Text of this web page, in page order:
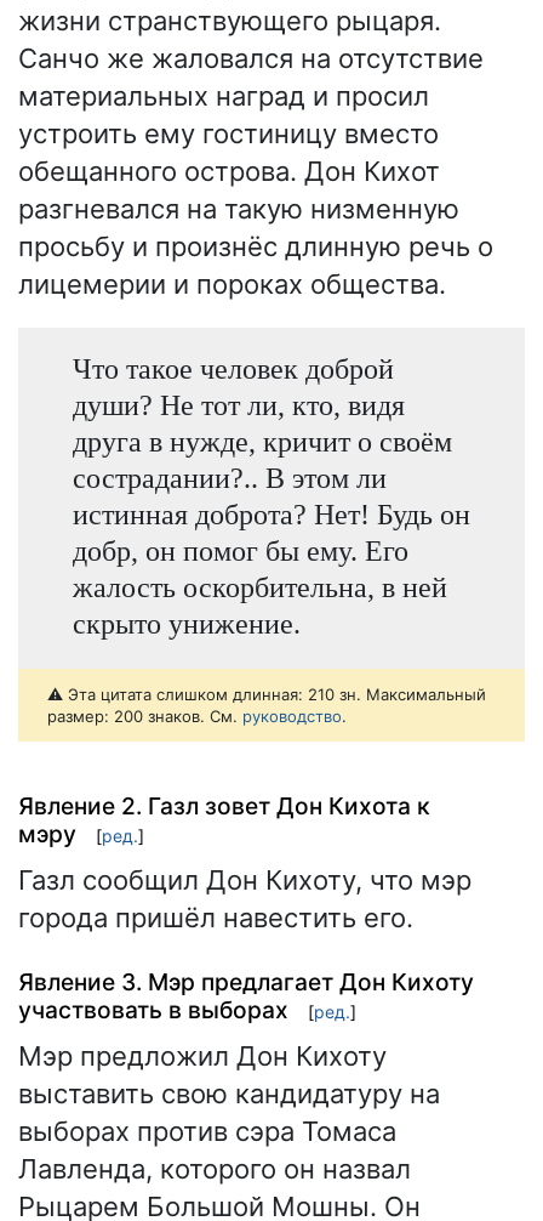
жизни странствующего рыцаря.
Санчо же жаловался на отсутствие
материальных наград и просил
устроить ему гостиницу вместо
обещанного острова. Дон Кихот
разгневался на такую низменную
просьбу и произнёс длинную речь о
лицемерии и пороках общества.
Что такое человек доброй
души? Не тот ли, кто, видя
друга в нужде, кричит о своём
сострадании?.. В этом ли
истинная доброта? Нет! Будь он
добр, он помог бы ему. Его
жалость оскорбительна, в ней
скрыто унижение.
⚠️ Эта цитата слишком длинная: 210 зн. Максимальный
размер: 200 знаков. См. руководство.
Явление 2. Газл зовет Дон Кихота к
мэру
[ред.]
Газл сообщил Дон Кихоту, что мэр
города пришёл навестить его.
Явление 3. Мэр предлагает Дон Кихоту
участвовать в выборах
[ред.]
Мэр предложил Дон Кихоту
выставить свою кандидатуру на
выборах против сэра Томаса
Лавленда, которого он назвал
Рыцарем Большой Мошны. Он